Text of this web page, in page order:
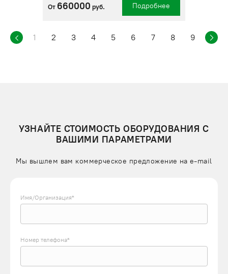
От 660000 руб. Подробнее
1 2 3 4 5 6 7 8 9
УЗНАЙТЕ СТОИМОСТЬ ОБОРУДОВАНИЯ С
ВАШИМИ ПАРАМЕТРАМИ
Мы вышлем вам коммерческое предложение на e-mail
Имя/Организация*
Номер телефона*